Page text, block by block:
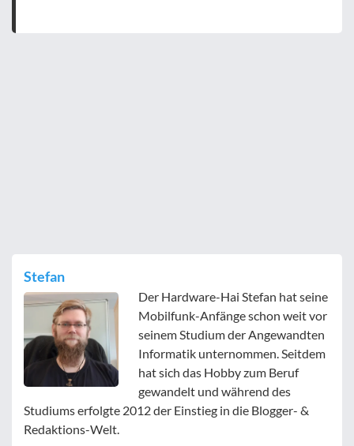
Stefan
Der Hardware-Hai Stefan hat seine
Mobilfunk-Anfänge schon weit vor
seinem Studium der Angewandten
Informatik unternommen. Seitdem
hat sich das Hobby zum Beruf
gewandelt und während des
Studiums erfolgte 2012 der Einstieg in die Blogger- &
Redaktions-Welt.